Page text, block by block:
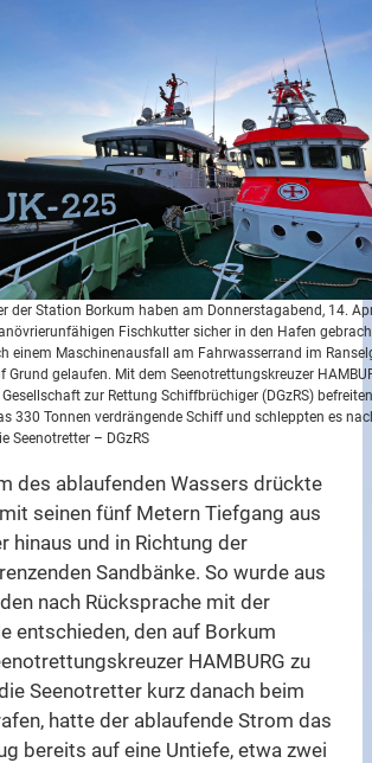
der Station Borkum haben am Donnerstagabend, 14.
Fischkutter sicher in den Hafen
einem Maschinenausfall am Fahrwasserrand im
Grund gelaufen. Mit dem Seenotrettungskreuzer
zur Rettung Schiffbrüchiger (DGzRS)
330 Tonnen verdrängende Schiff und schleppten es
Seenotretter – DGzRS
des ablaufenden Wassers drückte
seinen fünf Metern Tiefgang aus
hinaus und in Richtung der
Sandbänke. So wurde aus
nach Rücksprache mit der
entschieden, den auf Borkum
HAMBURG zu
Seenotretter kurz danach beim
hatte der ablaufende Strom das
bereits auf eine Untiefe, etwa zwei